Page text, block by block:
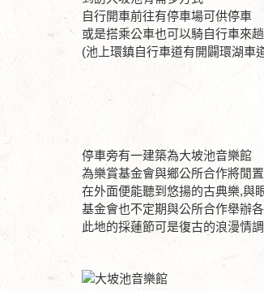
自行開車前往有停車場可供停車
或是搭乘公車也可以騎自行車來
(池上環鎮自行車道有開闢環湖車
停車旁有一建築為大坡池音樂館
為樂賞基金會與鄉公所合作將閒
在外面便能聽到悠揚的古典樂,與
基金會也不定期與公所合作舉辦
此地的採蓮節可是復古的浪漫情